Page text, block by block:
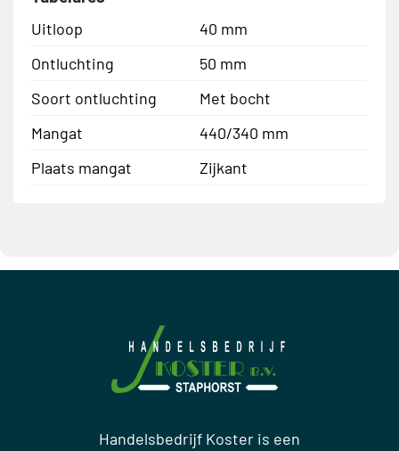
Uitloop
40 mm
Ontluchting
50 mm
Soort ontluchting
Met bocht
Mangat
440/340 mm
Plaats mangat
Zijkant
Handelsbedrijf Koster is een